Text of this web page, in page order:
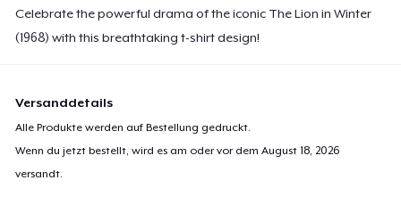
Celebrate the powerful drama of the iconic The Lion in Winter
(1968) with this breathtaking t-shirt design!
Versanddetails
Alle Produkte werden auf Bestellung gedruckt.
Wenn du jetzt bestellt, wird es am oder vor demAugust 18, 2026
versandt.
Classic Long Sleeve Tee
24,99 $